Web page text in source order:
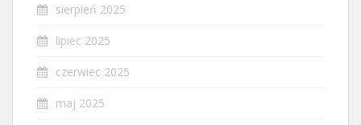
sierpień 2025
lipiec 2025
czerwiec 2025
maj 2025